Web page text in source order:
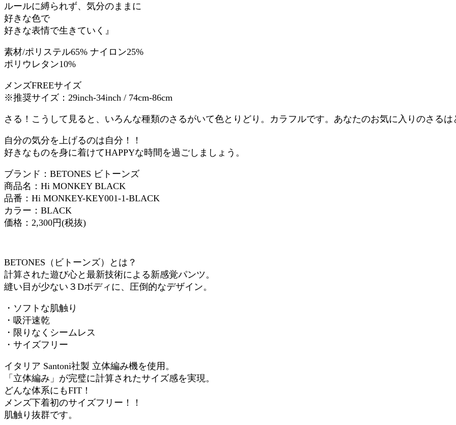
ルールに縛られず、気分のままに
好きな色で
好きな表情で生きていく』
素材/ポリステル65% ナイロン25%
ポリウレタン10%
メンズFREEサイズ
※推奨サイズ：29inch-34inch / 74cm-86cm
さる！こうして見ると、いろんな種類のさるがいて色とりどり。カラフルです。あなたのお気に入りのさるは
自分の気分を上げるのは自分！！
好きなものを身に着けてHAPPYな時間を過ごしましょう。
ブランド：BETONES ビトーンズ
商品名：Hi MONKEY BLACK
品番：Hi MONKEY-KEY001-1-BLACK
カラー：BLACK
価格：2,300円(税抜)
BETONES（ビトーンズ）とは？
計算された遊び心と最新技術による新感覚パンツ。
縫い目が少ない３Dボディに、圧倒的なデザイン。
・ソフトな肌触り
・吸汗速乾
・限りなくシームレス
・サイズフリー
イタリア Santoni社製 立体編み機を使用。
「立体編み」が完璧に計算されたサイズ感を実現。
どんな体系にもFIT！
メンズ下着初のサイズフリー！！
肌触り抜群です。